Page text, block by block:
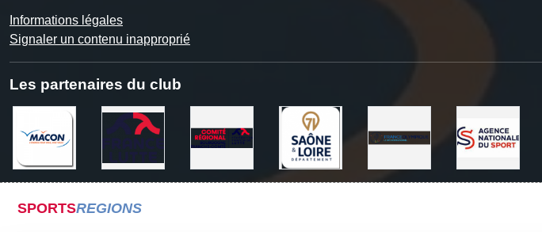
Informations légales
Signaler un contenu inapproprié
Les partenaires du club
SPORTSREGIONS